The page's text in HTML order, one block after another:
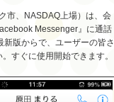
市、NASDAQ上場）は、会
Messenger』に通話
版からで、ユーザーの皆さ
すぐに使用開始できます。